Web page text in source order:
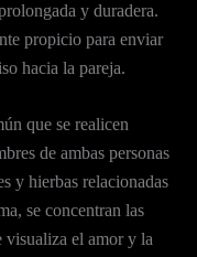
y duradera.
propicio para enviar
hacia la pareja.
que se realicen
de ambas personas
y hierbas relacionadas
se concentran las
visualiza el amor y la